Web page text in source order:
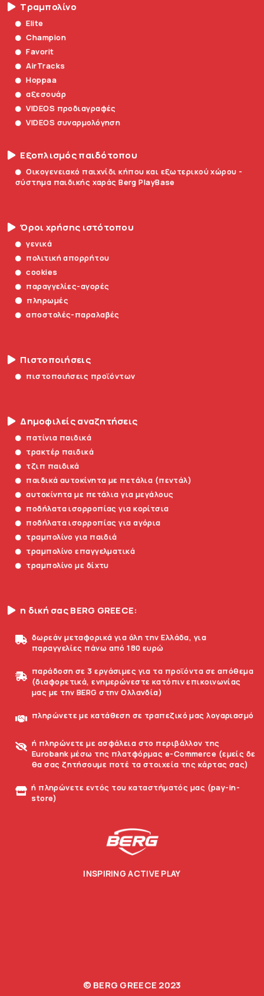
Τραμπολίνο
Elite
Champion
Favorit
AirTracks
Hoppaa
αξεσουάρ
VIDEOS προδιαγραφές
VIDEOS συναρμολόγηση
Εξοπλισμός παιδότοπου
Οικογενειακό παιχνίδι κήπου και εξωτερικού χώρου -
σύστημα παιδικής χαράς Berg PlayBase
Όροι χρήσης ιστότοπου
γενικά
πολιτική απορρήτου
cookies
παραγγελίες-αγορές
πληρωμές
αποστολές-παραλαβές
Πιστοποιήσεις
πιστοποιήσεις προϊόντων
Δημοφιλείς αναζητήσεις
πατίνια παιδικά
τρακτέρ παιδικά
τζιπ παιδικά
παιδικά αυτοκίνητα με πετάλια (πεντάλ)
αυτοκίνητα με πετάλια για μεγάλους
ποδήλατα ισορροπίας για κορίτσια
ποδήλατα ισορροπίας για αγόρια
τραμπολίνο για παιδιά
τραμπολίνο επαγγελματικά
τραμπολίνο με δίχτυ
η δική σας BERG GREECE:
δωρεάν μεταφορικά για όλη την Ελλάδα, για
παραγγελίες πάνω από 180 ευρώ
παράδοση σε 3 εργάσιμες για τα προϊόντα σε απόθεμα
(διαφορετικά, ενημερώνεστε κατόπιν επικοινωνίας
μας με την BERG στην Ολλανδία)
πληρώνετε με κατάθεση σε τραπεζικό μας λογαριασμό
ή πληρώνετε με ασφάλεια στο περιβάλλον της
Eurobank μέσω της πλατφόρμας e-Commerce (εμείς δε
θα σας ζητήσουμε ποτέ τα στοιχεία της κάρτας σας)
ή πληρώνετε εντός του καταστήματός μας (pay-in-
store)
INSPIRING ACTIVE PLAY
© BERG GREECE 2023